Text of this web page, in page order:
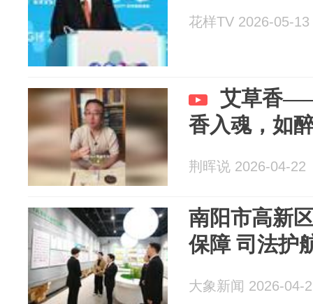
花样TV 2026-05-13
艾草香
香入魂，如
荆晖说 2026-04-22
南阳市高新
保障 司法护
大象新闻 2026-04-